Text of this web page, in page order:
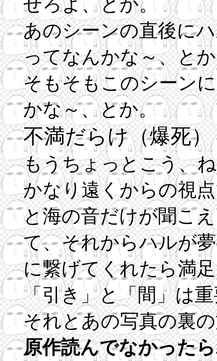
あのシーンの直後に
ってなんかな～、と
そもそもこのシーン
かな～、とか。
不満だらけ（爆死）
もうちょっとこう、
かなり遠くからの視
と海の音だけが聞こ
て、それからハルが
に繋げてくれたら満
「引き」と「間」は
それとあの写真の裏
原作読んでなかった